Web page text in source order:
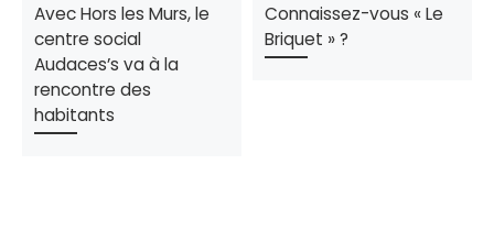
Avec Hors les Murs, le
centre social
Audaces’s va à la
rencontre des
habitants
Connaissez-vous « Le
Briquet » ?